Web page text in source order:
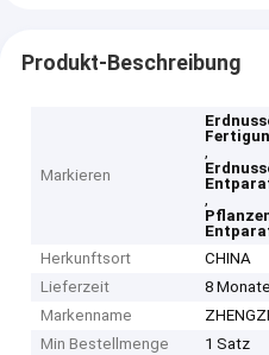
Produkt-Beschreibung
Markieren
,
,
Herkunftsort
CHINA
Lieferzeit
8 Monate
Markenname
Min Bestellmenge
1 Satz